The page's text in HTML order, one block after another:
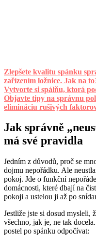
Zlepšete kvalitu spánku
zařízením ložnice. Jak na
Vytvorte si spálňu, ktorá
Objavte tipy na správnu
elimináciu rušivých
Jak správně
má své pravidla
Jedním z důvodů, proč se
dojmu nepořádku. Ale
pokoj. Jde o funkční
domácnosti, které dbají na
pokoji a ustelou ji až po
Jestliže jste si dosud mysleli,
všechno, jak je, ne tak
postel po spánku odpočívat: